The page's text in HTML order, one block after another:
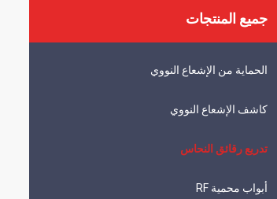
جميع المنتجات
الحماية من الإشعاع النووي
كاشف الإشعاع النووي
تدريع رقائق النحاس
أبواب محمية RF